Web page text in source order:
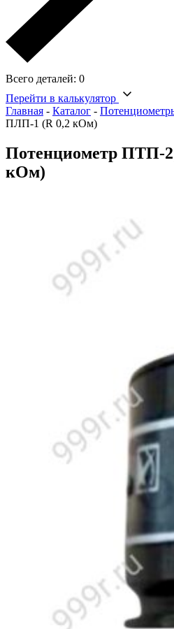
Всего деталей: 0
Перейти в калькулятор
Главная - Каталог -
ПЛП-1 (R 0,2 кОм)
Потенциометр ПТП-
кОм)